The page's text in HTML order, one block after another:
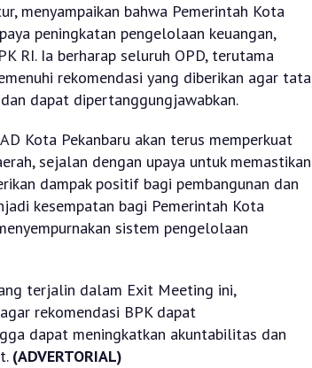
menyampaikan bahwa Pemerintah Kota
peningkatan pengelolaan keuangan,
RI. Ia berharap seluruh OPD, terutama
rekomendasi yang diberikan agar tata
dapat dipertanggungjawabkan.
Kota Pekanbaru akan terus memperkuat
sejalan dengan upaya untuk memastikan
dampak positif bagi pembangunan dan
kesempatan bagi Pemerintah Kota
sistem pengelolaan
terjalin dalam Exit Meeting ini,
rekomendasi BPK dapat
dapat meningkatkan akuntabilitas dan
(ADVERTORIAL)